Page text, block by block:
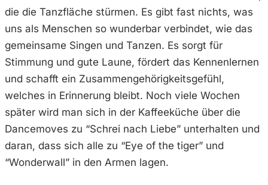
die die Tanzfläche stürmen. Es gibt fast nichts, was
uns als Menschen so wunderbar verbindet, wie das
gemeinsame Singen und Tanzen. Es sorgt für
Stimmung und gute Laune, fördert das Kennenlernen
und schafft ein Zusammengehörigkeitsgefühl,
welches in Erinnerung bleibt. Noch viele Wochen
später wird man sich in der Kaffeeküche über die
Dancemoves zu “Schrei nach Liebe” unterhalten und
daran, dass sich alle zu “Eye of the tiger” und
“Wonderwall” in den Armen lagen.